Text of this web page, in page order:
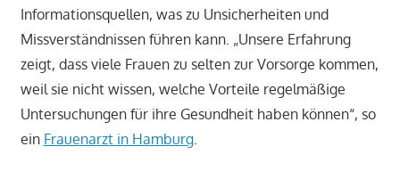
Informationsquellen, was zu Unsicherheiten und
Missverständnissen führen kann. „Unsere Erfahrung
zeigt, dass viele Frauen zu selten zur Vorsorge kommen,
weil sie nicht wissen, welche Vorteile regelmäßige
Untersuchungen für ihre Gesundheit haben können“, so
ein Frauenarzt in Hamburg.